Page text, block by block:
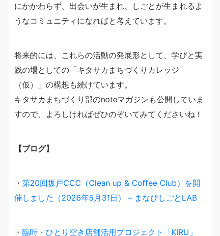
にかかわらず、出会いが生まれ、しごとが生まれるよ
うなコミュニティになればと考えています。
将来的には、これらの活動の発展形として、学びと実
践の場としての「キタサカまちづくりカレッジ
（仮）」の構想も続けています。
キタサカまちづくり部のnoteマガジンも公開していま
すので、よろしければぜひのぞいてみてくださいね！
【ブログ】
・ 第20回坂戸CCC（Clean up & Coffee Club）を開
催しました（2026年5月31日） – まなびしごとLAB
・ 臨時・ひとり空き店舗活用プロジェクト「KIRU」